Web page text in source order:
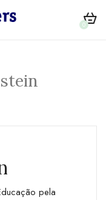
0
pela